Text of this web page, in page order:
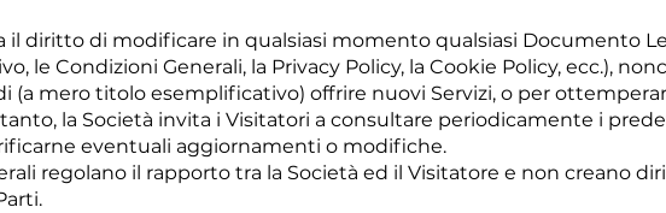
il diritto di modificare in qualsiasi momento qualsiasi Documento
le Condizioni Generali, la Privacy Policy, la Cookie Policy, ecc.),
(a mero titolo esemplificativo) offrire nuovi Servizi, o per
la Società invita i Visitatori a consultare periodicamente i
eventuali aggiornamenti o modifiche.
regolano il rapporto tra la Società ed il Visitatore e non creano